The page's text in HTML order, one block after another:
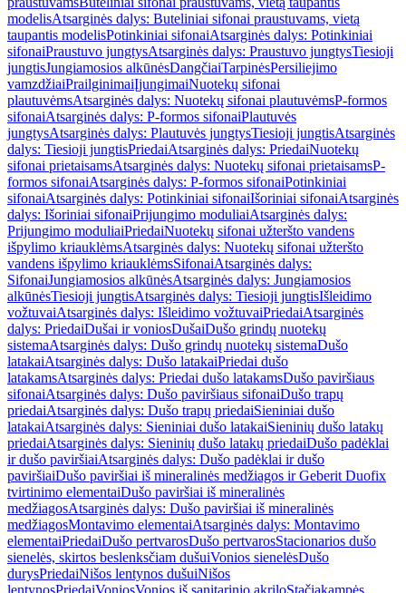
modelisAtsarginės dalys: Buteliniai sifonai praustuvams, vietą
taupantis modelisPotinkiniai sifonaiAtsarginės dalys: Potinkiniai
sifonaiPraustuvo jungtysAtsarginės dalys: Praustuvo jungtysTiesioji
jungtisJungiamosios alkūnėsDangčiaiTarpinėsPersiliejimo
vamzdžiaiPrailginimaiĮjungimaiNuotekų sifonai
plautuvėmsAtsarginės dalys: Nuotekų sifonai plautuvėmsP-formos
sifonaiAtsarginės dalys: P-formos sifonaiPlautuvės
jungtysAtsarginės dalys: Plautuvės jungtysTiesioji jungtisAtsarginės
dalys: Tiesioji jungtisPriedaiAtsarginės dalys: PriedaiNuotekų
sifonai prietaisamsAtsarginės dalys: Nuotekų sifonai prietaisamsP-
formos sifonaiAtsarginės dalys: P-formos sifonaiPotinkiniai
sifonaiAtsarginės dalys: Potinkiniai sifonaiIšoriniai sifonaiAtsarginės
dalys: Išoriniai sifonaiPrijungimo moduliaiAtsarginės dalys:
Prijungimo moduliaiPriedaiNuotekų sifonai užteršto vandens
išpylimo kriauklėmsAtsarginės dalys: Nuotekų sifonai užteršto
vandens išpylimo kriauklėmsSifonaiAtsarginės dalys:
SifonaiJungiamosios alkūnėsAtsarginės dalys: Jungiamosios
alkūnėsTiesioji jungtisAtsarginės dalys: Tiesioji jungtisIšleidimo
vožtuvaiAtsarginės dalys: Išleidimo vožtuvaiPriedaiAtsarginės
dalys: PriedaiDušai ir voniosDušaiDušo grindų nuotekų
sistemaAtsarginės dalys: Dušo grindų nuotekų sistemaDušo
latakaiAtsarginės dalys: Dušo latakaiPriedai dušo
latakamsAtsarginės dalys: Priedai dušo latakamsDušo paviršiaus
sifonaiAtsarginės dalys: Dušo paviršiaus sifonaiDušo trapų
priedaiAtsarginės dalys: Dušo trapų priedaiSieniniai dušo
latakaiAtsarginės dalys: Sieniniai dušo latakaiSieninių dušo latakų
priedaiAtsarginės dalys: Sieninių dušo latakų priedaiDušo padėklai
ir dušo paviršiaiAtsarginės dalys: Dušo padėklai ir dušo
paviršiaiDušo paviršiai iš mineralinės medžiagos ir Geberit Duofix
tvirtinimo elementaiDušo paviršiai iš mineralinės
medžiagosAtsarginės dalys: Dušo paviršiai iš mineralinės
medžiagosMontavimo elementaiAtsarginės dalys: Montavimo
elementaiPriedaiDušo pertvarosDušo pertvarosStacionarios dušo
sienelės, skirtos beslenksčiam dušuiVonios sienelėsDušo
durysPriedaiNišos lentynos dušuiNišos
lentynosPriedaiVoniosVonios iš sanitarinio akriloStačiakampės